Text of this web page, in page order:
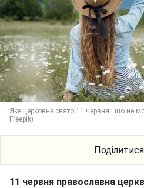
Яке церковне свято 11 червня і що не
Freepik)
Поділитися
11 червня православна